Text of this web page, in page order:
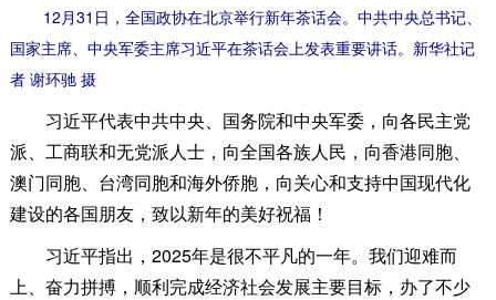
12月31日，全国政协在北京举行新年茶话会。中共中央总书记、
国家主席、中央军委主席习近平在茶话会上发表重要讲话。新华社记
者 谢环驰 摄
习近平代表中共中央、国务院和中央军委，向各民主党
派、工商联和无党派人士，向全国各族人民，向香港同胞、
澳门同胞、台湾同胞和海外侨胞，向关心和支持中国现代化
建设的各国朋友，致以新年的美好祝福！
习近平指出，2025年是很不平凡的一年。我们迎难而
上、奋力拼搏，顺利完成经济社会发展主要目标，办了不少